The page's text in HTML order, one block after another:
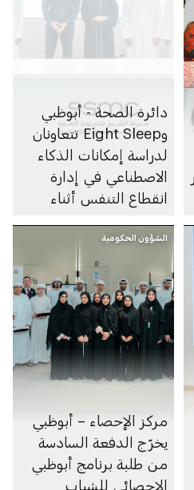
دائرة الصحة - أبوظبي
وEight Sleep تتعاونان
لدراسة إمكانات الذكاء
الاصطناعي في إدارة
انقطاع التنفس أثناء
الشؤون الحكومية
مركز الإحصاء – أبوظبي
يخرّج الدفعة السادسة
من طلبة برنامج أبوظبي
الإحصائي للشباب